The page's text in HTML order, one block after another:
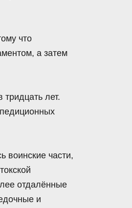
что
а затем
лет.
воинские части,
отдалённые
и